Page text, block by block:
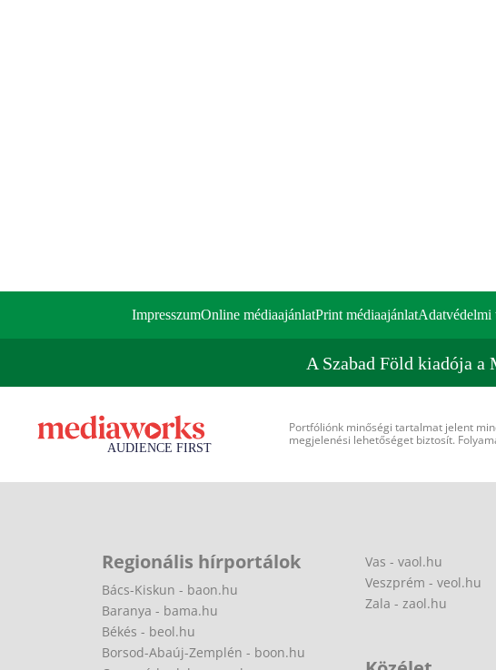
ImpresszumOnline médiaajánlatPrint médiaajánlatAdatvédelmi
A Szabad Föld kiadója
Portfóliónk minőségi tartalmat jelent
megjelenési lehetőséget biztosít.
Regionális hírportálok
Bács-Kiskun - baon.hu
Baranya - bama.hu
Békés - beol.hu
Borsod-Abaúj-Zemplén - boon.hu
Vas - vaol.hu
Veszprém - veol.hu
Zala - zaol.hu